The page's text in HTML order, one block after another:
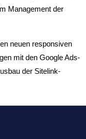
Management der
neuen responsiven
mit den Google Ads-
der Sitelink-